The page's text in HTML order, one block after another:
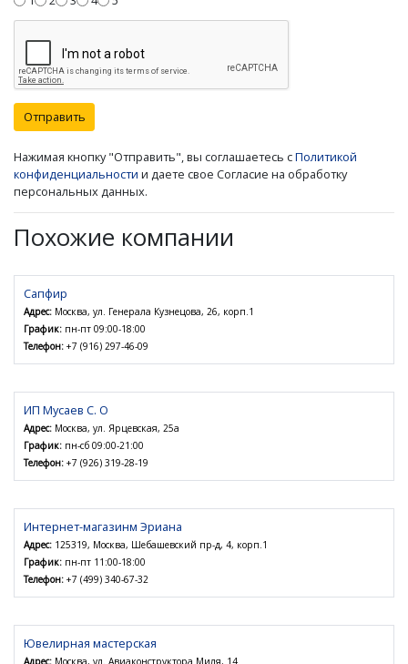
Отправить
Нажимая кнопку "Отправить", вы соглашаетесь сПолитикой
конфиденциальности и даете свое Согласие на обработку
персональных данных.
Похожие компании
Сапфир
Адрес: Москва, ул. Генерала Кузнецова, 26, корп.1
График: пн-пт 09:00-18:00
Телефон: +7 (916) 297-46-09
ИП Мусаев C. О
Адрес: Москва, ул. Ярцевская, 25а
График: пн-сб 09:00-21:00
Телефон: +7 (926) 319-28-19
Интернет-магазинм Эриана
Адрес: 125319, Москва, Шебашевский пр-д, 4, корп.1
График: пн-пт 11:00-18:00
Телефон: +7 (499) 340-67-32
Ювелирная мастерская
Адрес: Москва, ул. Авиаконструктора Миля, 14